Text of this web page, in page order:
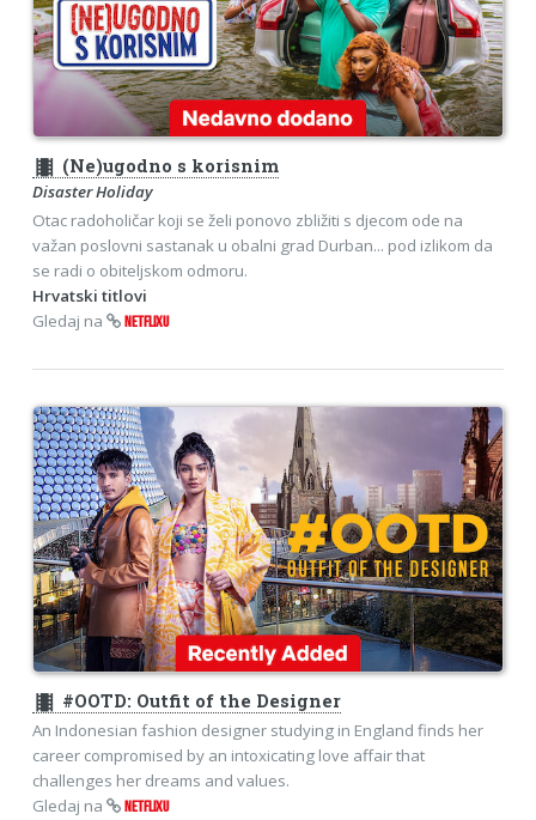
theaters (Ne)ugodno s korisnim
Disaster Holiday
Otac radoholičar koji se želi ponovo zbližiti s djecom ode na
važan poslovni sastanak u obalni grad Durban... pod izlikom da
se radi o obiteljskom odmoru.
Hrvatski titlovi
Gledaj na
NETFLIXU
theaters #OOTD: Outfit of the Designer
An Indonesian fashion designer studying in England finds her
career compromised by an intoxicating love affair that
challenges her dreams and values.
Gledaj na
NETFLIXU